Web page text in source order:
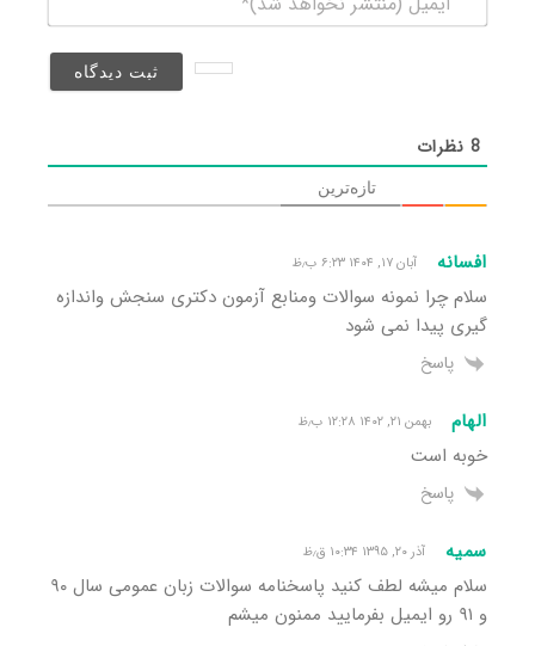
(منتشر
8نظرات
تازه‌ترین
افسانه آبان ۱۷, ۱۴۰۴ ۶:۲۳ ب٫ظ
سلام چرا نمونه سوالات ومنابع آزمون دکتری سنجش واندازه
گیری پیدا نمی شود
پاسخ
الهام بهمن ۲۱, ۱۴۰۲ ۱۲:۲۸ ب٫ظ
خوبه است
پاسخ
سمیه آذر ۲۰, ۱۳۹۵ ۱۰:۳۴ ق٫ظ
سلام میشه لطف کنید پاسخنامه سوالات زبان عمومی سال ۹۰
و ۹۱ رو ایمیل بفرمایید ممنون میشم